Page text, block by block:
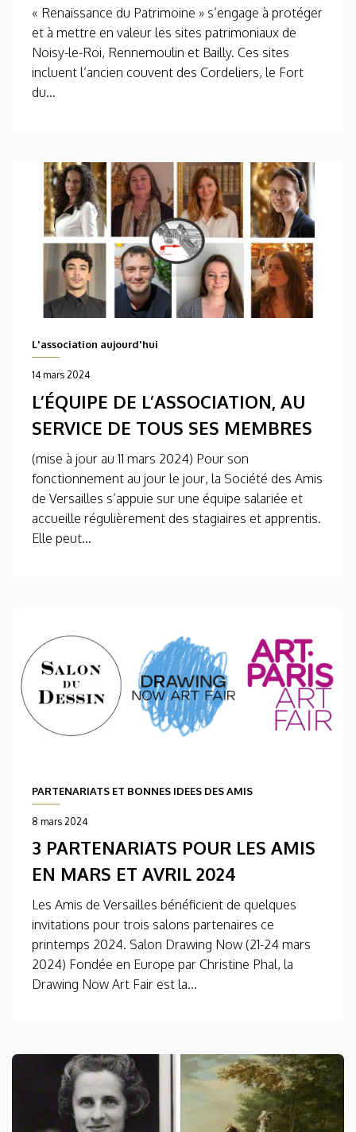
« Renaissance du Patrimoine » s’engage à protéger
et à mettre en valeur les sites patrimoniaux de
Noisy-le-Roi, Rennemoulin et Bailly. Ces sites
incluent l’ancien couvent des Cordeliers, le Fort
du...
L'association aujourd'hui
14 mars 2024
L’ÉQUIPE DE L’ASSOCIATION, AU
SERVICE DE TOUS SES MEMBRES
(mise à jour au 11 mars 2024) Pour son
fonctionnement au jour le jour, la Société des Amis
de Versailles s’appuie sur une équipe salariée et
accueille régulièrement des stagiaires et apprentis.
Elle peut...
PARTENARIATS ET BONNES IDEES DES AMIS
8 mars 2024
3 PARTENARIATS POUR LES AMIS
EN MARS ET AVRIL 2024
Les Amis de Versailles bénéficient de quelques
invitations pour trois salons partenaires ce
printemps 2024. Salon Drawing Now (21-24 mars
2024) Fondée en Europe par Christine Phal, la
Drawing Now Art Fair est la...